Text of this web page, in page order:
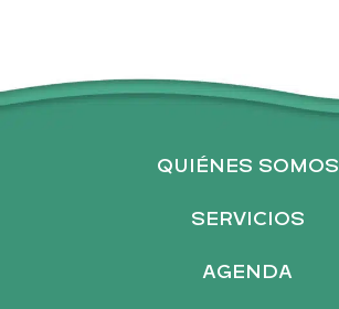
QUIÉNES SOMOS
SERVICIOS
AGENDA